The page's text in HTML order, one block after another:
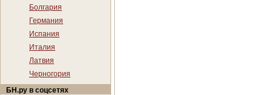
Болгария
Германия
Испания
Италия
Латвия
Черногория
БН.ру в соцсетях